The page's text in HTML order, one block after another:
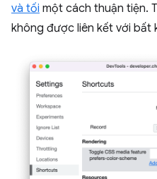
và tối một cách thuận tiện.
không được liên kết với bất